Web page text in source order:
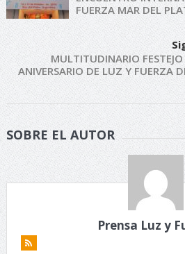
FUERZA MAR DEL
MULTITUDINARIO
ANIVERSARIO DE LUZ Y FUERZA
SOBRE EL AUTOR
Prensa Luz y